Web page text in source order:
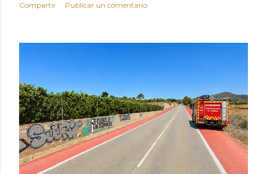
Compartir Publicar un comentario